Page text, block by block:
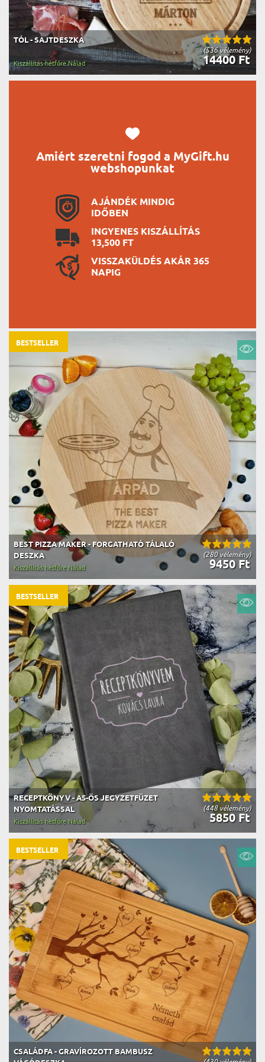
(536 vélemény)
TÓL - SAJTDESZKA
14400 Ft
Kiszállítás hétfőre Nálad
Amiért szeretni fogod a MyGift.hu
webshopunkat
AJÁNDÉK MINDIG
IDŐBEN
INGYENES KISZÁLLÍTÁS
13,500 FT
VISSZAKÜLDÉS AKÁR 365
NAPIG
(280 vélemény)
BEST PIZZA MAKER - FORGATHATÓ TÁLALÓ
DESZKA
9450 Ft
Kiszállítás hétfőre Nálad
BESTSELLER
(448 vélemény)
RECEPTKÖNYV - A5-ÖS JEGYZETFÜZET
NYOMTATÁSSAL
5850 Ft
Kiszállítás hétfőre Nálad
BESTSELLER
CSALÁDFA - GRAVÍROZOTT BAMBUSZ
BESTSELLER